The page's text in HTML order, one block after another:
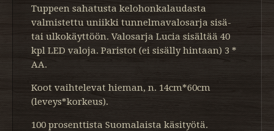
Tuppeen sahatusta kelohonkalaudasta
valmistettu uniikki tunnelmavalosarja sisä-
tai ulkokäyttöön. Valosarja Lucia sisältää 40
kpl LED valoja. Paristot (ei sisälly hintaan) 3 *
AA.
Koot vaihtelevat hieman, n. 14cm*60cm
(leveys*korkeus).
100 prosenttista Suomalaista käsityötä.